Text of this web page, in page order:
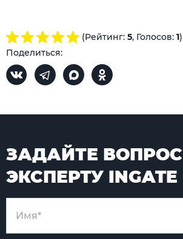
(Рейтинг: 5, Голосов: 1)
Поделиться:
ЗАДАЙТЕ ВОПРОС
ЭКСПЕРТУ INGATE